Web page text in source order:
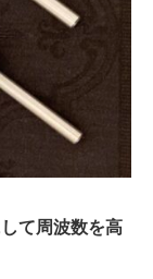
て周波数を高